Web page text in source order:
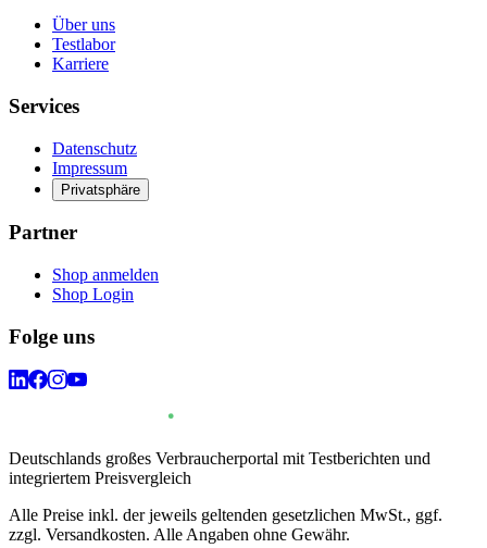
Über uns
Testlabor
Karriere
Services
Datenschutz
Impressum
Privatsphäre
Partner
Shop anmelden
Shop Login
Folge uns
Deutschlands großes Verbraucherportal mit Testberichten und
integriertem Preisvergleich
Alle Preise inkl. der jeweils geltenden gesetzlichen MwSt., ggf.
zzgl. Versandkosten. Alle Angaben ohne Gewähr.